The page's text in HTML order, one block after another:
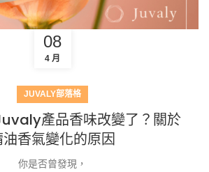
08
4 月
JUVALY部落格
產品香味改變了？關於
香氣變化的原因
你是否曾發現，